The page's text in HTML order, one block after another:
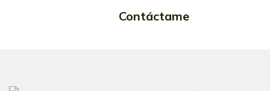
Contáctame
pueblo con alma